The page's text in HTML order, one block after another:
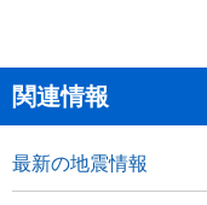
関連情報
最新の地震情報